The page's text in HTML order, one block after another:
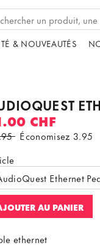
& NOUVEAUTÉS
CHF
Économisez 3.95
Ethernet
AU PANIER
ethernet